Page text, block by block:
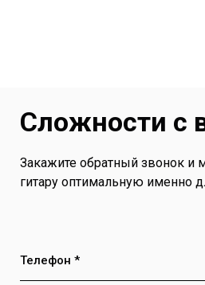
Сложности с
Закажите обратный звонок
гитару оптимальную именно
Телефон *